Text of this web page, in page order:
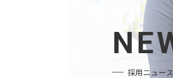
採用ニュース